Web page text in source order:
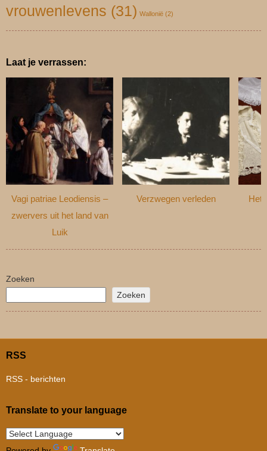
vrouwenlevens (31) Wallonië (2)
Laat je verrassen:
Vagi patriae Leodiensis –
zwervers uit het land van
Luik
Verzwegen verleden Het
Zoeken
Zoeken
RSS
RSS - berichten
Translate to your language